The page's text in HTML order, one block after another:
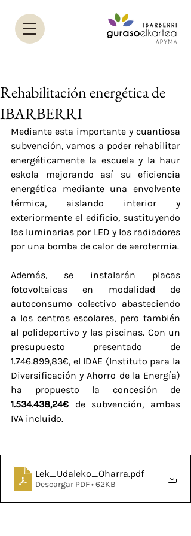
Rehabilitación energética de
IBARBERRI
Mediante esta importante y cuantiosa
subvención, vamos a poder rehabilitar
energéticamente la escuela y la haur
eskola mejorando así su eficiencia
energética mediante una envolvente
térmica, aislando interior y
exteriormente el edificio, sustituyendo
las luminarias por LED y los radiadores
Además, se instalarán placas
fotovoltaicas en modalidad de
autoconsumo colectivo abasteciendo
a los centros escolares, pero también
al polideportivo y las piscinas. Con un
presupuesto presentado de
1.746.899,83€, el IDAE (Instituto para la
Diversificación y Ahorro de la Energía)
1.534.438,24€ de subvención, ambas
IVA incluido.
Lek_Udaleko_Oharra.pdf
Descargar PDF • 62KB